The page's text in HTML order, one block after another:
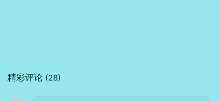
精彩评论 (28)